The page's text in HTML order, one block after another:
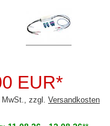
EUR*
zzgl. Versandkosten